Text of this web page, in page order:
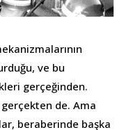
ve bu
gerçeğinden.
de. Ama
beraberinde başka